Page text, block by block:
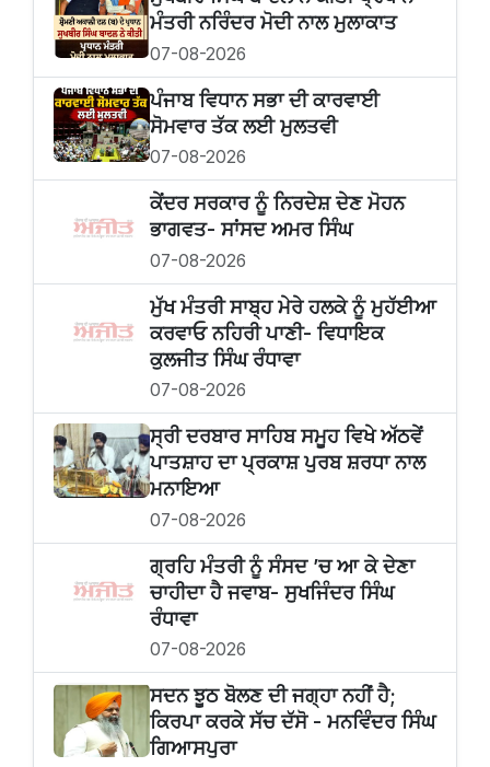
ਮੰਤਰੀ ਨਰਿੰਦਰ ਮੋਦੀ ਨਾਲ ਮੁਲਾਕਾਤ
07-08-2026
ਪੰਜਾਬ ਵਿਧਾਨ ਸਭਾ ਦੀ ਕਾਰਵਾਈ
ਸੋਮਵਾਰ ਤੱਕ ਲਈ ਮੁਲਤਵੀ
07-08-2026
ਕੇਂਦਰ ਸਰਕਾਰ ਨੂੰ ਨਿਰਦੇਸ਼ ਦੇਣ ਮੋਹਨ
ਭਾਗਵਤ- ਸਾਂਸਦ ਅਮਰ ਸਿੰਘ
07-08-2026
ਮੁੱਖ ਮੰਤਰੀ ਸਾਬ੍ਹ ਮੇਰੇ ਹਲਕੇ ਨੂੰ ਮੁਹੱਈਆ
ਕਰਵਾਓ ਨਹਿਰੀ ਪਾਣੀ- ਵਿਧਾਇਕ
ਕੁਲਜੀਤ ਸਿੰਘ ਰੰਧਾਵਾ
07-08-2026
ਸ੍ਰੀ ਦਰਬਾਰ ਸਾਹਿਬ ਸਮੂਹ ਵਿਖੇ ਅੱਠਵੇਂ
ਪਾਤਸ਼ਾਹ ਦਾ ਪ੍ਰਕਾਸ਼ ਪੁਰਬ ਸ਼ਰਧਾ ਨਾਲ
ਮਨਾਇਆ
07-08-2026
ਗ੍ਰਹਿ ਮੰਤਰੀ ਨੂੰ ਸੰਸਦ ’ਚ ਆ ਕੇ ਦੇਣਾ
ਚਾਹੀਦਾ ਹੈ ਜਵਾਬ- ਸੁਖਜਿੰਦਰ ਸਿੰਘ
ਰੰਧਾਵਾ
07-08-2026
ਸਦਨ ਝੂਠ ਬੋਲਣ ਦੀ ਜਗ੍ਹਾ ਨਹੀਂ ਹੈ;
ਕਿਰਪਾ ਕਰਕੇ ਸੱਚ ਦੱਸੋ - ਮਨਵਿੰਦਰ ਸਿੰਘ
ਗਿਆਸਪੁਰਾ